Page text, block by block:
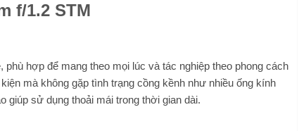
f/1.2 STM
phù hợp để mang theo mọi lúc và tác nghiệp theo phong cách
mà không gặp tình trạng cồng kềnh như nhiều ống kính
giúp sử dụng thoải mái trong thời gian dài.